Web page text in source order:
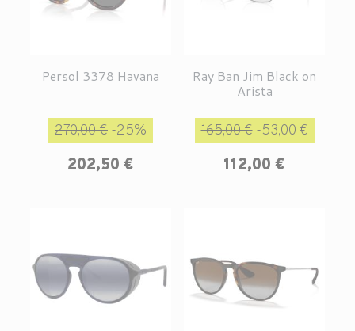
Persol 3378 Havana
Prix de base
270,00 € -25%
202,50 €
Ray Ban Jim Black on
Arista
Prix de base
165,00 €-53,00 €
112,00 €